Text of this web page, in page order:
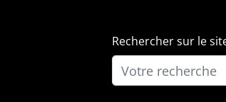
Rechercher sur le